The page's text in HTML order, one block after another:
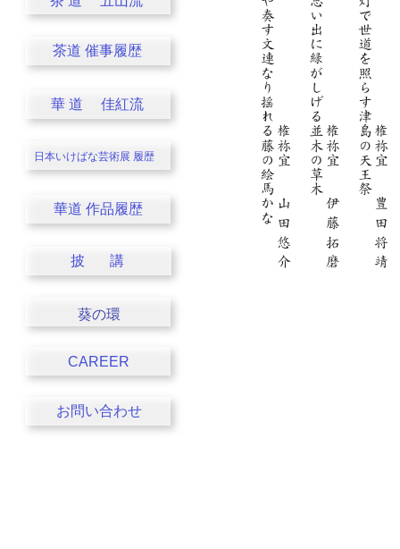
葵の環
披 講
茶道 催事履歴
華 道 佳紅流
日本いけばな芸術展 履歴
華道 作品履歴
お問い合わせ
CAREER